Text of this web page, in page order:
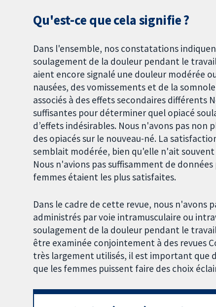
Qu'est-ce que cela signifie ?
Dans l'ensemble, nos constatations
soulagement de la douleur pendant le
aient encore signalé une douleur modérée
nausées, des vomissements et de la
associés à des effets secondaires différents
suffisantes pour déterminer quel opiacé
d’effets indésirables. Nous n'avons pas non
des opiacés sur le nouveau-né. La
semblait modérée, bien qu'elle n'ait
Nous n'avions pas suffisamment de
femmes étaient les plus satisfaites.
Dans le cadre de cette revue, nous n'avons
administrés par voie intramusculaire ou
soulagement de la douleur pendant le
être examinée conjointement à des revues
très largement utilisés, il est important que
que les femmes puissent faire des choix